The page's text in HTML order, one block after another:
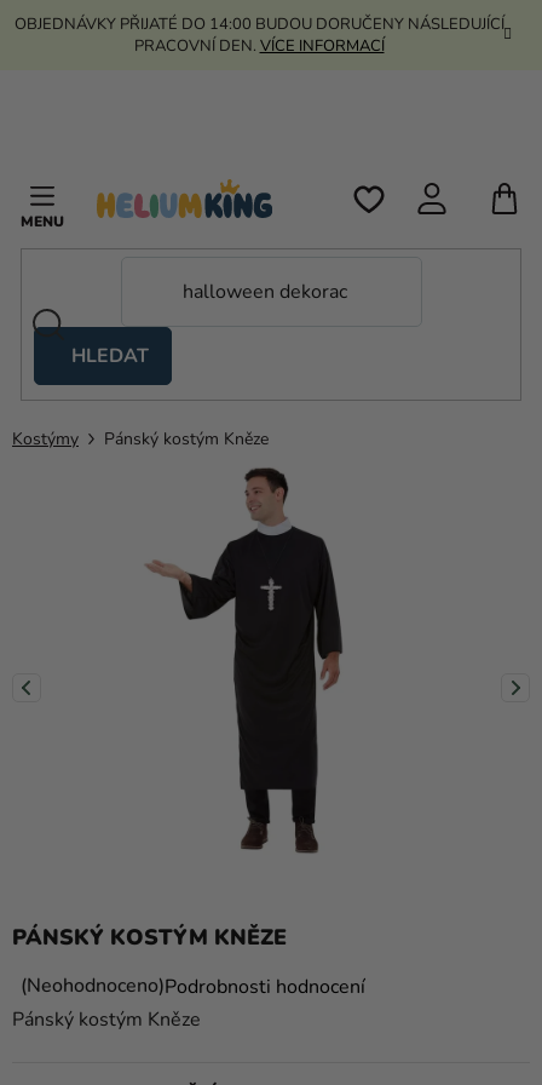
Přejít
OBJEDNÁVKY PŘIJATÉ DO 14:00 BUDOU DORUČENY NÁSLEDUJÍCÍ
PRACOVNÍ DEN. VÍCE INFORMACÍ
HLEDAT
stany
Kanekalon
a
merch
Kostýmy Pánský kostým Kněze
PÁNSKÝ KOSTÝM KNĚZE
Průměrné
hodnocení
NeohodnocenoPodrobnosti hodnocení
Pánský kostým Kněze